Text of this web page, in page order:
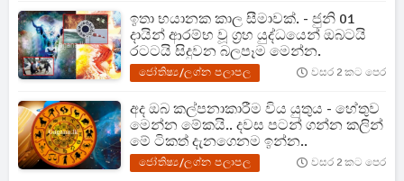
ඉතා භයානක කාල සීමාවක්. - ජුනි 01
දායින් ආරම්භ වූ ග්‍රහ යුද්ධයෙන් ඔබටයි
රටටයි සිදුවන බලපෑම මෙන්න.
ජෝතිෂ්‍ය/ලග්න පලාපල වසර 2 කට පෙර
අද ඔබ කල්පනාකාරීම විය යුතුය - හේතුව
මෙන්න මේකයි.. දවස පටන් ගන්න කලින්
මේ ටිකත් දැනගෙනම ඉන්න..
ජෝතිෂ්‍ය/ලග්න පලාපල වසර 2 කට පෙර